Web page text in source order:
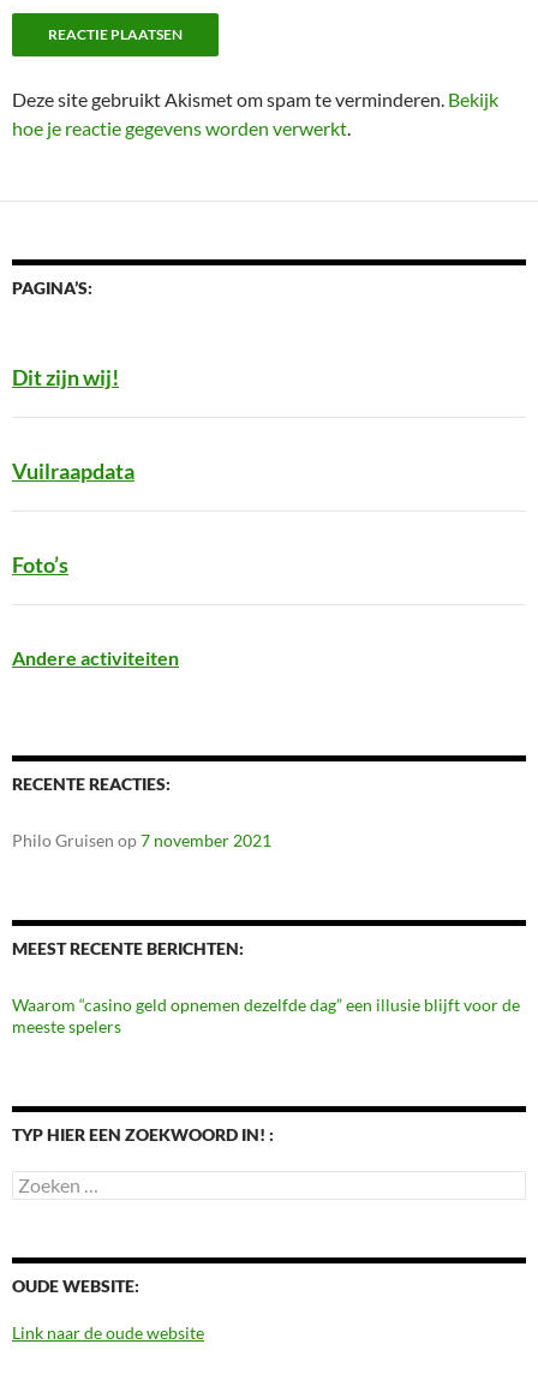
Deze site gebruikt Akismet om spam te verminderen. Bekijk
hoe je reactie gegevens worden verwerkt.
PAGINA’S:
Dit zijn wij!
Vuilraapdata
Foto’s
Andere activiteiten
RECENTE REACTIES:
Philo Gruisen op7 november 2021
MEEST RECENTE BERICHTEN:
Waarom “casino geld opnemen dezelfde dag” een illusie blijft voor de
meeste spelers
TYP HIER EEN ZOEKWOORD IN! :
Zoeken
naar:
OUDE WEBSITE:
Link naar de oude website